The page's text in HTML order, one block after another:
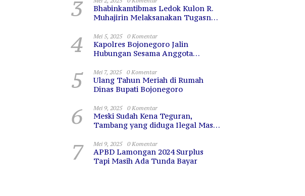
3
Bhabinkamtibmas Ledok Kulon R.
Muhajirin Melaksanakan Tugasnya
4 Mei 5, 2025 0 Komentar
Kapolres Bojonegoro Jalin
Hubungan Sesama Anggota
5 Mei 7, 2025 0 Komentar
Ulang Tahun Meriah di Rumah
Dinas Bupati Bojonegoro
6 Mei 9, 2025 0 Komentar
Meski Sudah Kena Teguran,
Tambang yang diduga Ilegal Masih
7 Mei 9, 2025 0 Komentar
APBD Lamongan 2024 Surplus
Tapi Masih Ada Tunda Bayar